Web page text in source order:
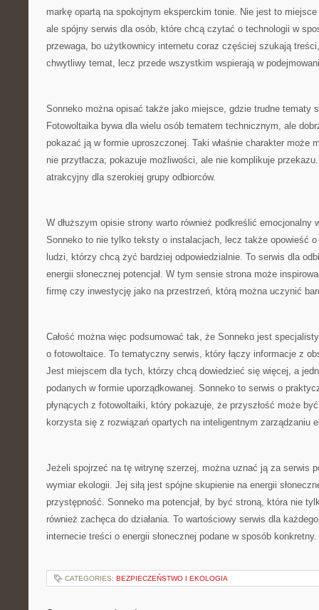
markę opartą na spokojnym eksperckim tonie. Nie jest to
ale spójny serwis dla osób, które chcą czytać o technologii w
przewaga, bo użytkownicy internetu coraz częściej szukają
chwytliwy temat, lecz przede wszystkim wspierają w
Sonneko można opisać także jako miejsce, gdzie trudne tematy
Fotowoltaika bywa dla wielu osób tematem technicznym, ale
pokazać ją w formie uproszczonej. Taki właśnie charakter może
nie przytłacza; pokazuje możliwości, ale nie komplikuje
atrakcyjny dla szerokiej grupy odbiorców.
W dłuższym opisie strony warto również podkreślić emocjonalny
Sonneko to nie tylko teksty o instalacjach, lecz także opowieść o
ludzi, którzy chcą żyć bardziej odpowiedzialnie. To serwis dla
energii słonecznej potencjał. W tym sensie strona może
firmę czy inwestycję jako na przestrzeń, którą można uczynić
Całość można więc podsumować tak, że Sonneko jest
o fotowoltaice. To tematyczny serwis, który łączy informacje z
Jest miejscem dla tych, którzy chcą dowiedzieć się więcej, a
podanych w formie uporządkowanej. Sonneko to serwis o
płynących z fotowoltaiki, który pokazuje, że przyszłość może
korzysta się z rozwiązań opartych na inteligentnym zarządzaniu
Jeżeli spojrzeć na tę witrynę szerzej, można uznać ją za serwis
wymiar ekologii. Jej siłą jest spójne skupienie na energii
przystępność. Sonneko ma potencjał, by być stroną, która nie
również zachęca do działania. To wartościowy serwis dla
internecie treści o energii słonecznej podane w sposób konkretny.
CATEGORIES: BEZPIECZEŃSTWO I EKOLOGIA